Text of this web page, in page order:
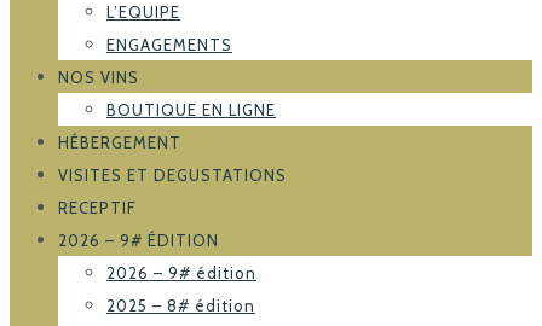
L’EQUIPE
ENGAGEMENTS
NOS VINS
BOUTIQUE EN LIGNE
HÉBERGEMENT
VISITES ET DEGUSTATIONS
RECEPTIF
2026 – 9# ÉDITION
2026 – 9# édition
2025 – 8# édition